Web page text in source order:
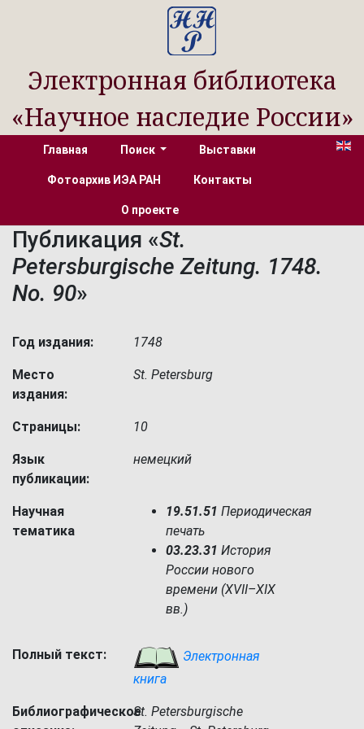
Электронная библиотека
«Научное наследие России»
Главная Поиск Выставки
Фотоархив ИЭА РАН Контакты
О проекте
Публикация «St.
Petersburgische Zeitung. 1748.
No. 90»
Год издания: 1748
Место
издания:
St. Petersburg
Страницы: 10
Язык
публикации:
немецкий
Научная
тематика
19.51.51 Периодическая
печать
03.23.31 История
России нового
времени (XVII–XIX
вв.)
Полный текст:
Электронная
книга
БиблиографическоеSt. Petersburgische